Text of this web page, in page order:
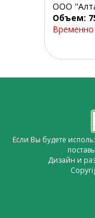
ООО
Объем:
Временно
Если Вы будете
Дизайн и